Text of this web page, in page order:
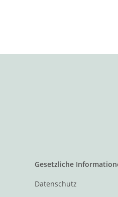
Gesetzliche
Datenschutz